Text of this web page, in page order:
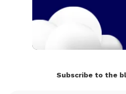
Subscribe to the